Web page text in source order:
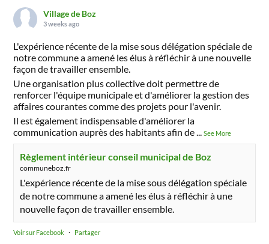
Village de Boz
3 weeks ago
L'expérience récente de la mise sous délégation spéciale de
notre commune a amené les élus à réfléchir à une nouvelle
façon de travailler ensemble.
Une organisation plus collective doit permettre de
renforcer l'équipe municipale et d'améliorer la gestion des
affaires courantes comme des projets pour l'avenir.
Il est également indispensable d'améliorer la
communication auprès des habitants afin de...See More
Règlement intérieur conseil municipal de Boz
communeboz.fr
L'expérience récente de la mise sous délégation spéciale
de notre commune a amené les élus à réfléchir à une
nouvelle façon de travailler ensemble.
Voir sur Facebook · Partager